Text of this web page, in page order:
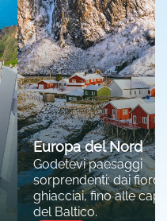
Europa del Nord
Godetevi paesaggi
sorprendenti: dai fiordi
ghiacciai, fino alle
del Baltico.